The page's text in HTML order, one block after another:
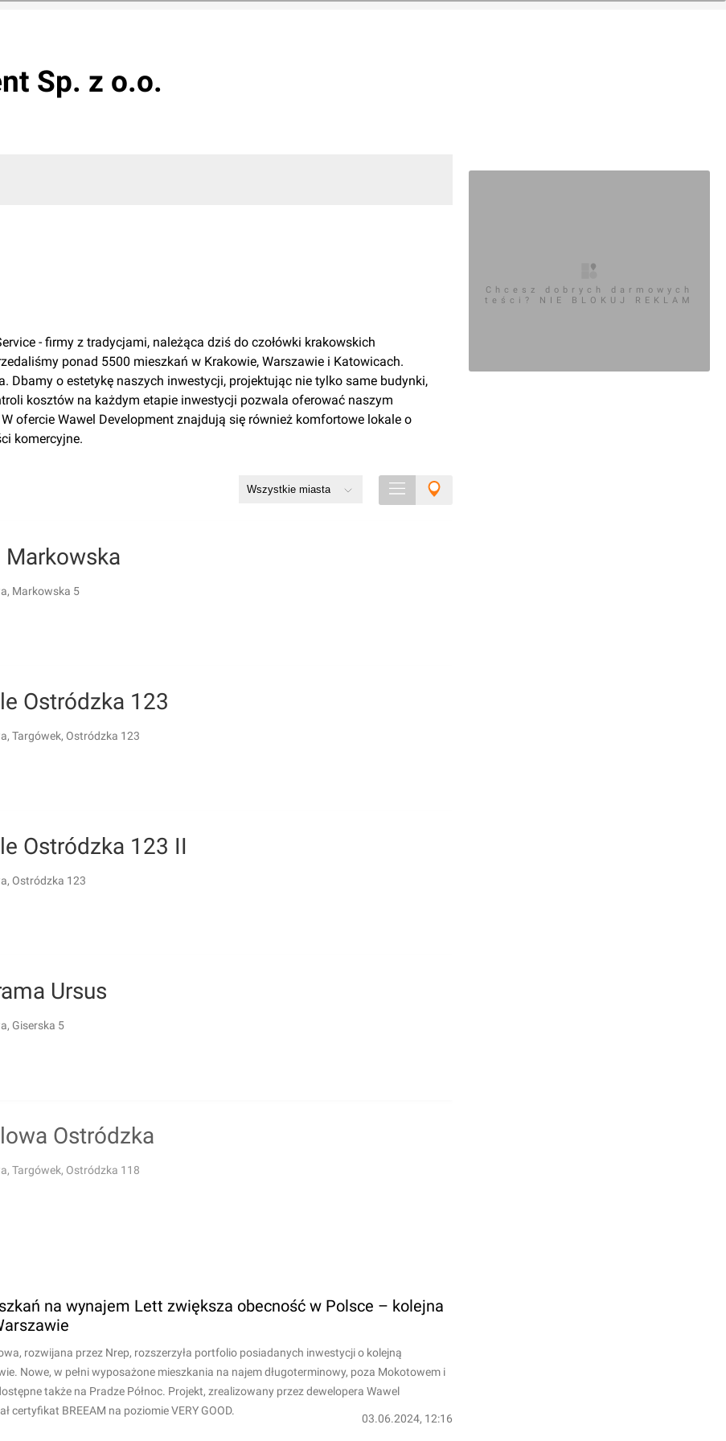
Sp. z o.o.
- firmy z tradycjami, należąca dziś do czołówki krakowskich
ponad 5500 mieszkań w Krakowie, Warszawie i Katowicach.
Dbamy o estetykę naszych inwestycji, projektując nie tylko same budynki,
kosztów na każdym etapie inwestycji pozwala oferować naszym
ofercie Wawel Development znajdują się również komfortowe lokale o
komercyjne.
Markowska
Markowska 5
Ostródzka 123
Targówek, Ostródzka 123
Ostródzka 123 II
Ostródzka 123
Ursus
Giserska 5
Ostródzka
Targówek, Ostródzka 118
na wynajem Lett zwiększa obecność w Polsce – kolejna
rozwijana przez Nrep, rozszerzyła portfolio posiadanych inwestycji o kolejną
Nowe, w pełni wyposażone mieszkania na najem długoterminowy, poza Mokotowem i
także na Pradze Północ. Projekt, zrealizowany przez dewelopera Wawel
certyfikat BREEAM na poziomie VERY GOOD.
03.06.2024, 12:16
Chcesz dobrych darmowych
teści? NIE BLOKUJ REKLAM